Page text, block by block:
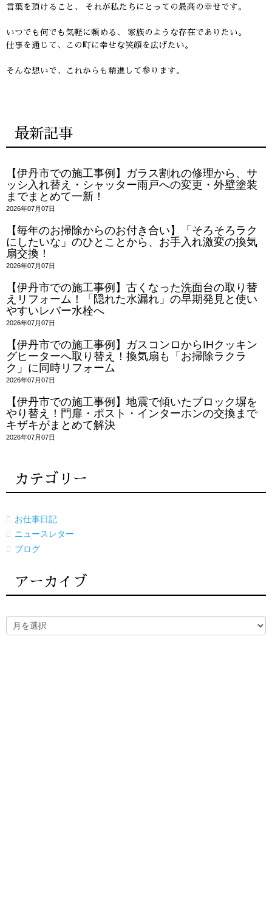
言葉を頂けること、
それが私たちにとっての最高の幸せです。
いつでも何でも気軽に頼める、 家族のような存在でありたい。
仕事を通じて、この町に幸せな笑顔を広げたい。
そんな想いで、これからも精進して参ります。
最新記事
【伊丹市での施工事例】ガラス割れの修理から、サ
ッシ入れ替え・シャッター雨戸への変更・外壁塗装
までまとめて一新！
2026年07月07日
【毎年のお掃除からのお付き合い】「そろそろラク
にしたいな」のひとことから、お手入れ激変の換気
扇交換！
2026年07月07日
【伊丹市での施工事例】古くなった洗面台の取り替
えリフォーム！「隠れた水漏れ」の早期発見と使い
やすいレバー水栓へ
2026年07月07日
【伊丹市での施工事例】ガスコンロからIHクッキン
グヒーターへ取り替え！換気扇も「お掃除ラクラ
ク」に同時リフォーム
2026年07月07日
【伊丹市での施工事例】地震で傾いたブロック塀を
やり替え！門扉・ポスト・インターホンの交換まで
キザキがまとめて解決
2026年07月07日
カテゴリー
お仕事日記
ニュースレター
ブログ
アーカイブ